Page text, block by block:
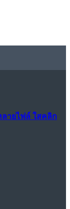
ลายไฟล์ ใสคลิก